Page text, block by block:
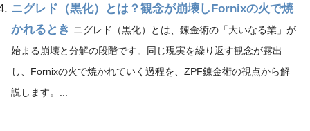
ニグレド（黒化）とは？観念が崩壊しFornixの火で焼
かれるとき ニグレド（黒化）とは、錬金術の「大いなる業」が
始まる崩壊と分解の段階です。同じ現実を繰り返す観念が露出
し、Fornixの火で焼かれていく過程を、ZPF錬金術の視点から解
説します。...